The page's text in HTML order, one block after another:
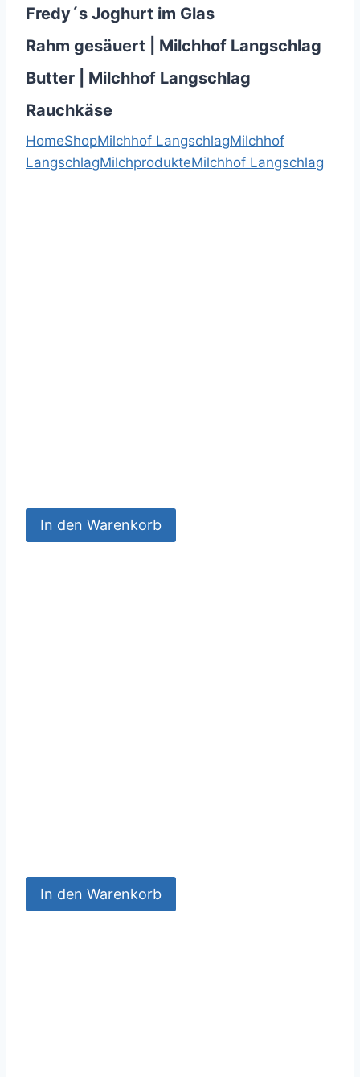
Fredy´s Joghurt im Glas
Rahm gesäuert | Milchhof Langschlag
Butter | Milchhof Langschlag
Rauchkäse
HomeShopMilchhof LangschlagMilchhof
LangschlagMilchprodukteMilchhof Langschlag
In den Warenkorb
In den Warenkorb